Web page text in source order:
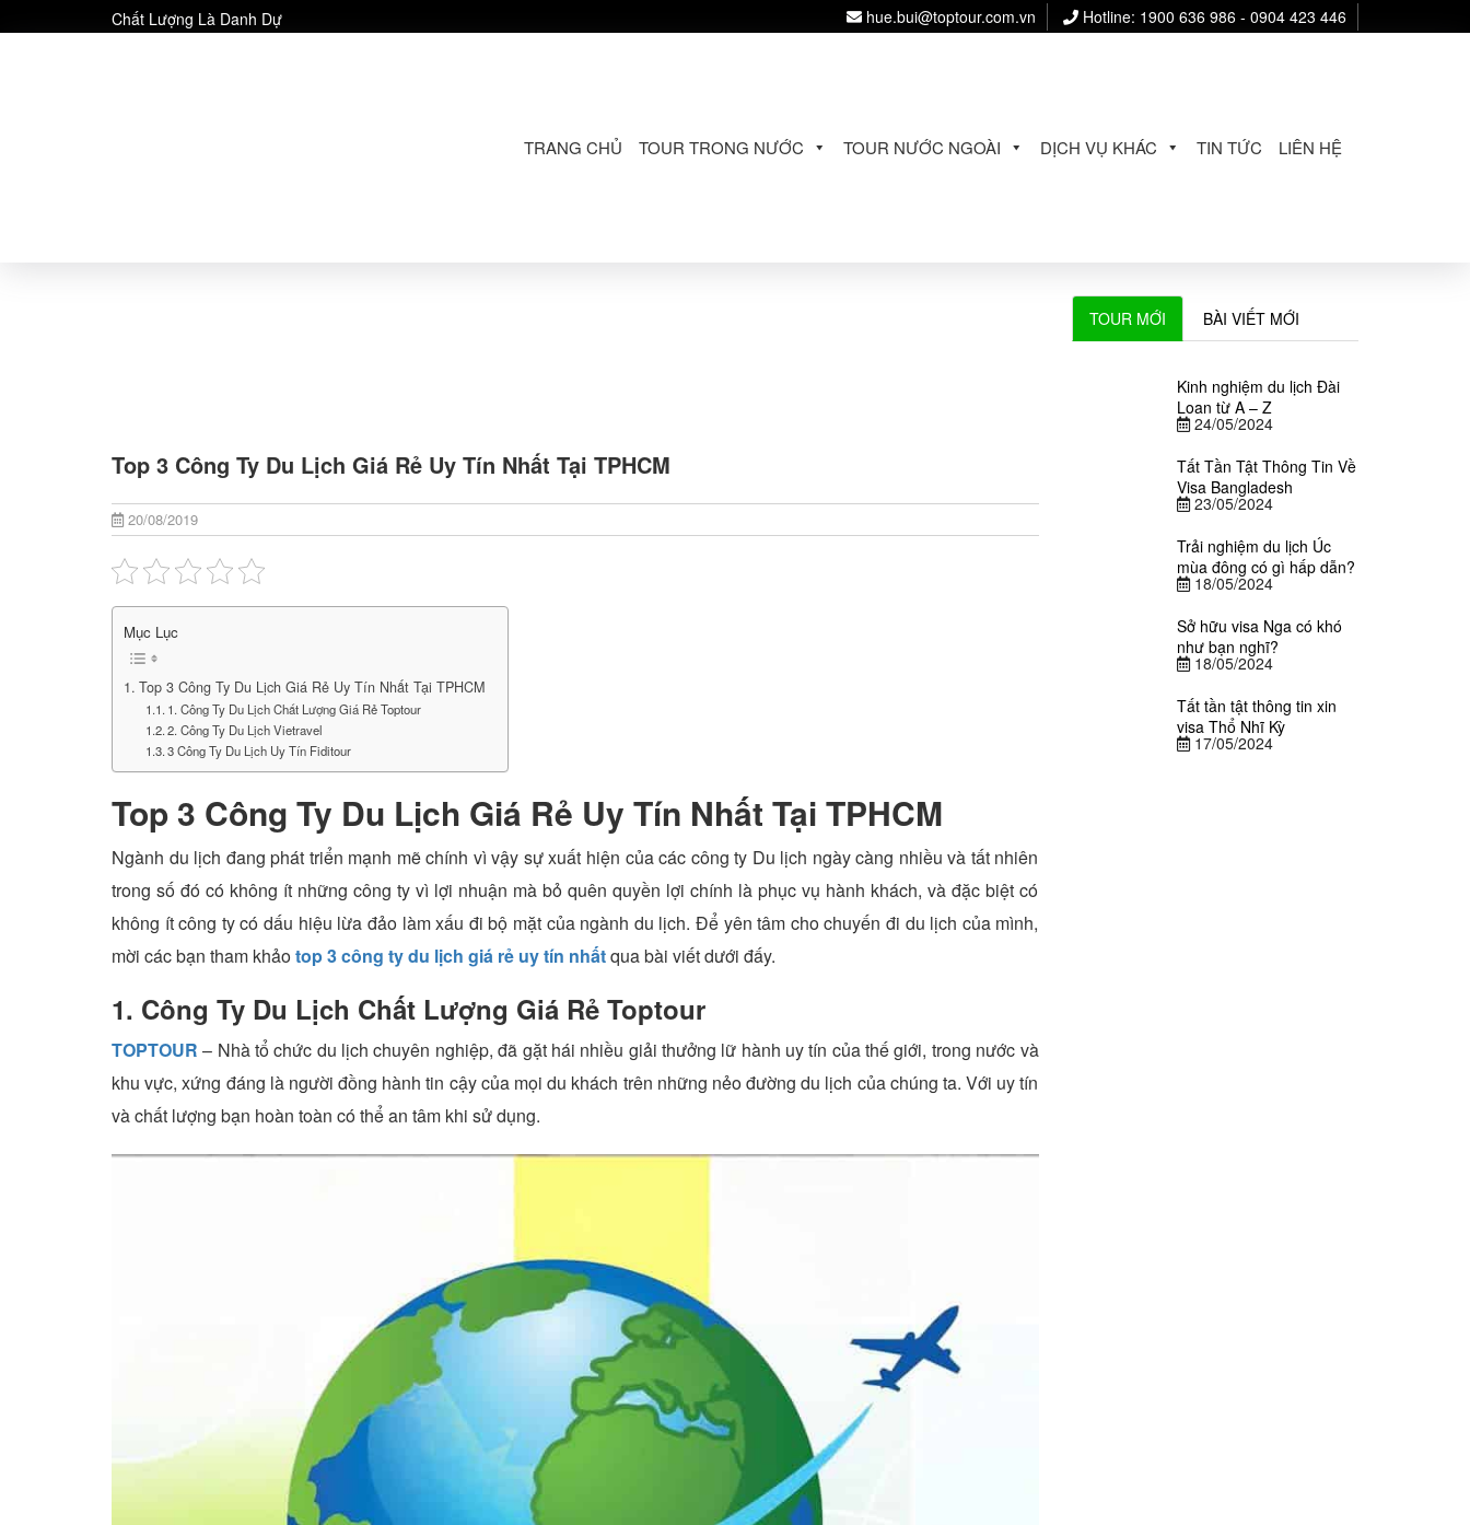
Chất Lượng Là Danh Dự hue.bui@toptour.com.vn Hotline: 1900 636 986 - 0904 423 446
TRANG CHỦ TOUR TRONG NƯỚC TOUR NƯỚC NGOÀI DỊCH VỤ KHÁC TIN TỨC LIÊN HỆ
Top 3 Công Ty Du Lịch Giá Rẻ Uy Tín Nhất Tại TPHCM
20/08/2019
Mục Lục
Top 3 Công Ty Du Lịch Giá Rẻ Uy Tín Nhất Tại TPHCM
1. Công Ty Du Lịch Chất Lượng Giá Rẻ Toptour
2. Công Ty Du Lịch Vietravel
3 Công Ty Du Lịch Uy Tín Fiditour
Top 3 Công Ty Du Lịch Giá Rẻ Uy Tín Nhất Tại TPHCM
Ngành du lịch đang phát triển mạnh mẽ chính vì vậy sự xuất hiện của các công ty Du lịch ngày càng nhiều và tất nhiên
trong số đó có không ít những công ty vì lợi nhuận mà bỏ quên quyền lợi chính là phục vụ hành khách, và đặc biệt có
không ít công ty có dấu hiệu lừa đảo làm xấu đi bộ mặt của ngành du lịch. Để yên tâm cho chuyến đi du lịch của mình,
mời các bạn tham khảotop 3 công ty du lịch giá rẻ uy tín nhấtqua bài viết dưới đấy.
1. Công Ty Du Lịch Chất Lượng Giá Rẻ Toptour
TOPTOUR – Nhà tổ chức du lịch chuyên nghiệp, đã gặt hái nhiều giải thưởng lữ hành uy tín của thế giới, trong nước và
khu vực, xứng đáng là người đồng hành tin cậy của mọi du khách trên những nẻo đường du lịch của chúng ta. Với uy tín
và chất lượng bạn hoàn toàn có thể an tâm khi sử dụng.
TOUR MỚI BÀI VIẾT MỚI
Kinh nghiệm du lịch Đài
Loan từ A – Z
24/05/2024
Tất Tần Tật Thông Tin Về
Visa Bangladesh
23/05/2024
Trải nghiệm du lịch Úc
mùa đông có gì hấp dẫn?
18/05/2024
Sở hữu visa Nga có khó
như bạn nghĩ?
18/05/2024
Tất tần tật thông tin xin
visa Thổ Nhĩ Kỳ
17/05/2024